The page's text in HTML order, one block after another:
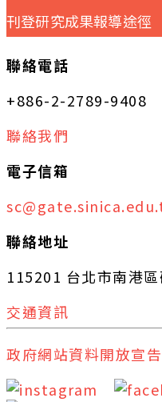
刊登研究成果報導途徑
聯絡電話
+886-2-2789-9408
聯絡我們
電子信箱
聯絡地址
115201 台北市南港
交通資訊
政府網站資料開放宣告